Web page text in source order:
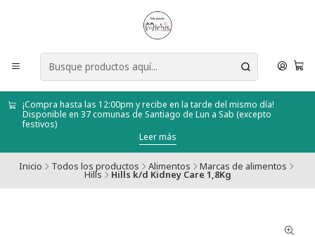
¡Compra hasta las 12:00pm y recibe en la tarde del mismo día!
Disponible en 37 comunas de Santiago de Lun a Sab (excepto
festivos)
Leer más
Inicio Todos los productos Alimentos Marcas de alimentos
Hills Hills k/d Kidney Care 1,8Kg